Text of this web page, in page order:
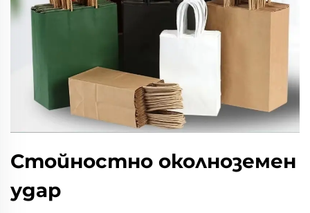
Стойностно околноземен
удар